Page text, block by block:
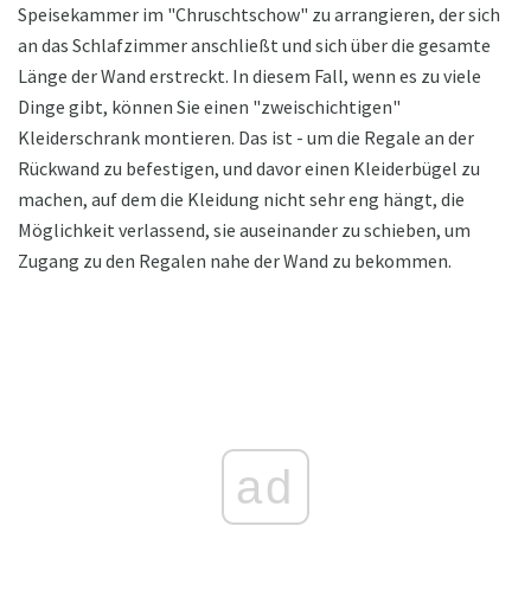
Speisekammer im "Chruschtschow" zu arrangieren, der sich
an das Schlafzimmer anschließt und sich über die gesamte
Länge der Wand erstreckt. In diesem Fall, wenn es zu viele
Dinge gibt, können Sie einen "zweischichtigen"
Kleiderschrank montieren. Das ist - um die Regale an der
Rückwand zu befestigen, und davor einen Kleiderbügel zu
machen, auf dem die Kleidung nicht sehr eng hängt, die
Möglichkeit verlassend, sie auseinander zu schieben, um
Zugang zu den Regalen nahe der Wand zu bekommen.
ad